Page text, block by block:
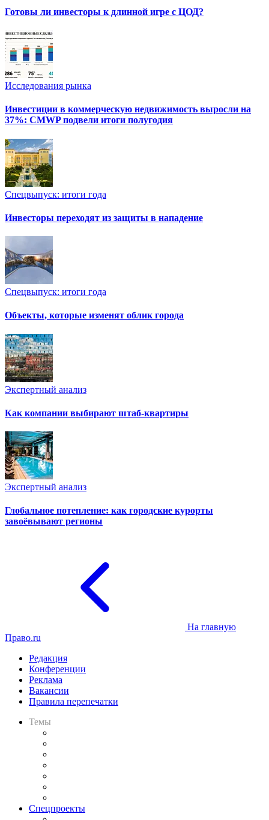
Готовы ли инвесторы к длинной игре с ЦОД?
Исследования рынка
Инвестиции в коммерческую недвижимость выросли на
37%: CMWP подвели итоги полугодия
Спецвыпуск: итоги года
Инвесторы переходят из защиты в нападение
Спецвыпуск: итоги года
Объекты, которые изменят облик города
Экспертный анализ
Как компании выбирают штаб-квартиры
Экспертный анализ
Глобальное потепление: как городские курорты
завоёвывают регионы
На главную
Право.ru
Редакция
Конференции
Реклама
Вакансии
Правила перепечатки
Темы
Спецпроекты